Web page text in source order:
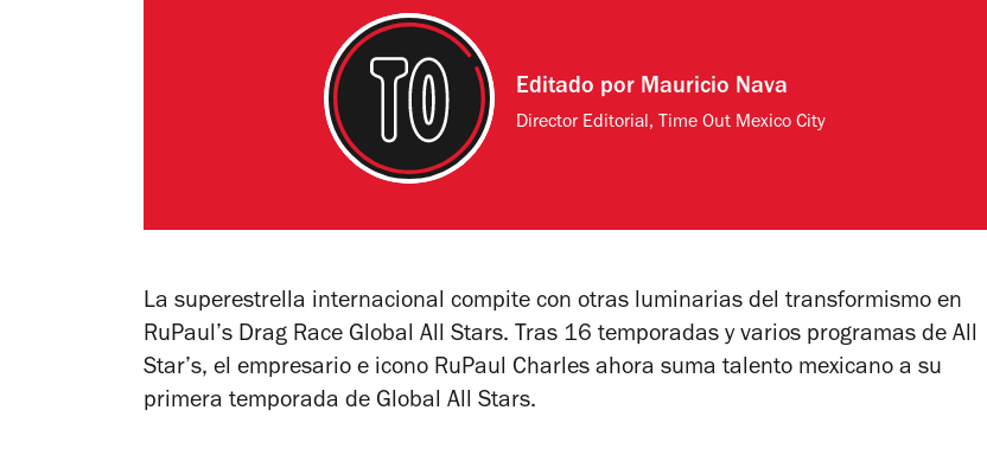
Editado por Mauricio Nava
Director Editorial, Time Out Mexico City
La superestrella internacional compite con otras luminarias del transformismo en
RuPaul’s Drag Race Global All Stars. Tras 16 temporadas y varios programas de All
Star’s, el empresario e icono RuPaul Charles ahora suma talento mexicano a su
primera temporada de Global All Stars.